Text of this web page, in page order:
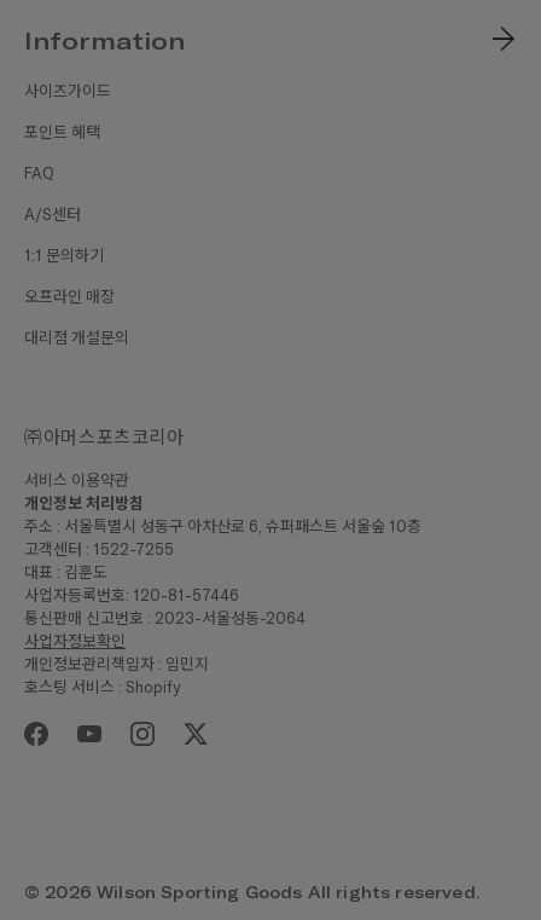
합계
Information
사이즈가이드
포인트 혜택
FAQ
A/S센터
1:1 문의하기
오프라인 매장
대리점 개설문의
㈜아머스포츠코리아
서비스 이용약관
개인정보 처리방침
주소 : 서울특별시 성동구 아차산로 6, 슈퍼패스트 서울숲 10층
고객센터 : 1522-7255
대표 : 김훈도
사업자등록번호: 120-81-57446
통신판매 신고번호 : 2023-서울성동-2064
사업자정보확인
개인정보관리책임자 : 임민지
호스팅 서비스 : Shopify
© 2026 Wilson Sporting Goods All rights reserved.